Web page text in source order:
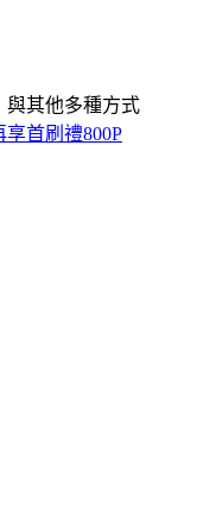
與其他多種方式
享首刷禮800P